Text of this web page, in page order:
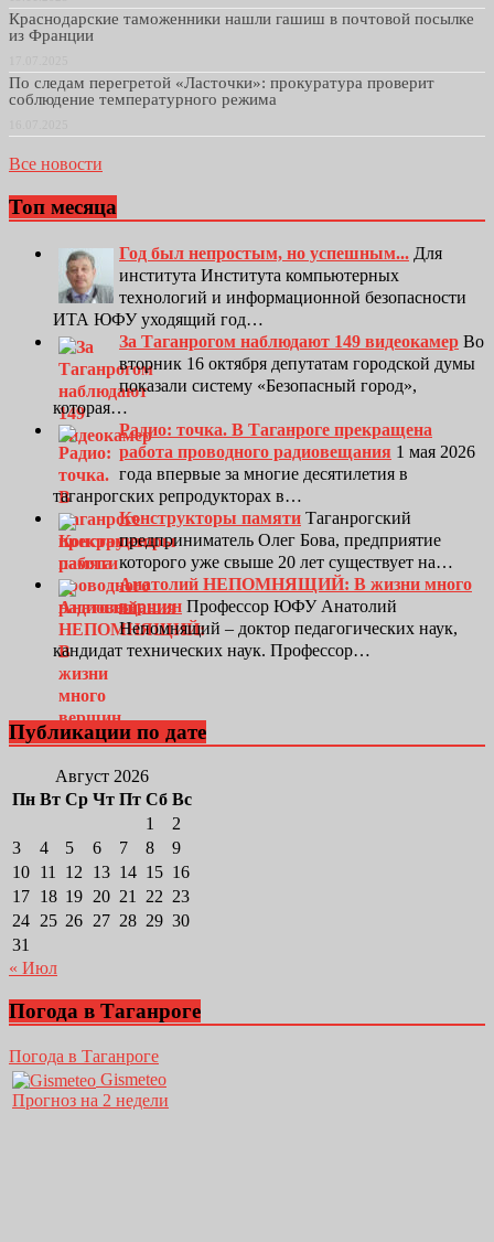
Краснодарские таможенники нашли гашиш в почтовой посылке
из Франции
По следам перегретой «Ласточки»: прокуратура проверит
соблюдение температурного режима
Все новости
Топ месяца
Год был непростым, но успешным... Для
института Института компьютерных
технологий и информационной безопасности
ИТА ЮФУ уходящий год…
За Таганрогом наблюдают 149 видеокамер Во
вторник 16 октября депутатам городской думы
показали систему «Безопасный город»,
которая…
Радио: точка. В Таганроге прекращена
работа проводного радиовещания 1 мая 2026
года впервые за многие десятилетия в
таганрогских репродукторах в…
Конструкторы памяти Таганрогский
предприниматель Олег Бова, предприятие
которого уже свыше 20 лет существует на…
Анатолий НЕПОМНЯЩИЙ: В жизни много
вершин Профессор ЮФУ Анатолий
Непомнящий – доктор педагогических наук,
кандидат технических наук. Профессор…
Публикации по дате
Август 2026
Пн Вт Ср Чт Пт Сб Вс
1
2
3
4 5 6 7 8
9
10 11 12 13 14 15 16
17 18 19 20 21 22 23
24 25 26 27 28 29 30
31
« Июл
Погода в Таганроге
Погода в Таганроге
Gismeteo
Прогноз на 2 недели